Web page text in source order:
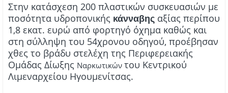
Στην κατάσχεση 200 πλαστικών συσκευασιών με
ποσότητα υδροπονικής κάνναβης αξίας περίπου
1,8 εκατ. ευρώ από φορτηγό όχημα καθώς και
στη σύλληψη του 54χρονου οδηγού, προέβησαν
χθες το βράδυ στελέχη της Περιφερειακής
Ομάδας Δίωξης Ναρκωτικών του Κεντρικού
Λιμεναρχείου Ηγουμενίτσας.